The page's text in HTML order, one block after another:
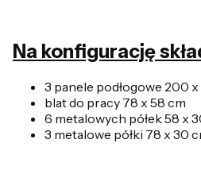
Na konfigurację
3 panele podłogowe 200
blat do pracy 78 x 58 cm
6 metalowych półek 58 x
3 metalowe półki 78 x 30